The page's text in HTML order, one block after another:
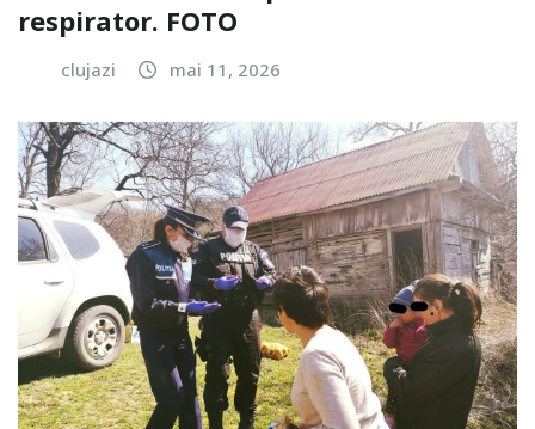
respirator. FOTO
clujazi mai 11, 2026